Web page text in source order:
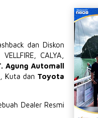
dan Diskon
VELLFIRE CALYA
Agung Automall
Kuta dan Toyota
Dealer Resmi